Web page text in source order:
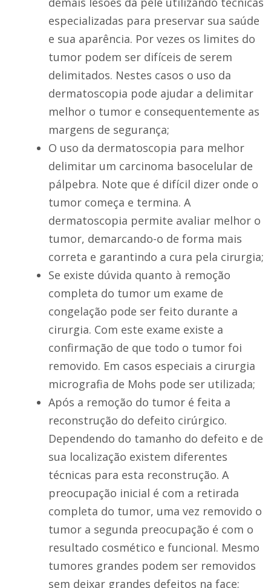
especializadas para preservar sua saúde
e sua aparência. Por vezes os limites do
tumor podem ser difíceis de serem
delimitados. Nestes casos o uso da
dermatoscopia pode ajudar a delimitar
melhor o tumor e consequentemente as
margens de segurança;
O uso da dermatoscopia para melhor
delimitar um carcinoma basocelular de
pálpebra. Note que é difícil dizer onde o
tumor começa e termina. A
dermatoscopia permite avaliar melhor o
tumor, demarcando-o de forma mais
correta e garantindo a cura pela cirurgia;
Se existe dúvida quanto à remoção
completa do tumor um exame de
congelação pode ser feito durante a
cirurgia. Com este exame existe a
confirmação de que todo o tumor foi
removido. Em casos especiais a cirurgia
micrografia de Mohs pode ser utilizada;
Após a remoção do tumor é feita a
reconstrução do defeito cirúrgico.
Dependendo do tamanho do defeito e de
sua localização existem diferentes
técnicas para esta reconstrução. A
preocupação inicial é com a retirada
completa do tumor, uma vez removido o
tumor a segunda preocupação é com o
resultado cosmético e funcional. Mesmo
tumores grandes podem ser removidos
sem deixar grandes defeitos na face;